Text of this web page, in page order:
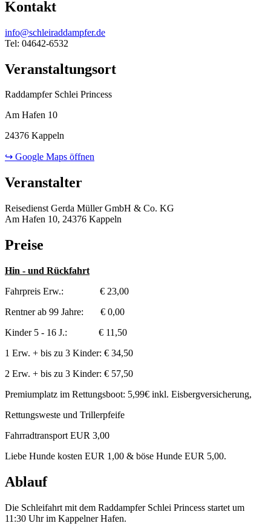
Kontakt
info@schleiraddampfer.de
Tel: 04642-6532
Veranstaltungsort
Raddampfer Schlei Princess
Am Hafen 10
24376 Kappeln
↪ Google Maps öffnen
Veranstalter
Reisedienst Gerda Müller GmbH & Co. KG
Am Hafen 10, 24376 Kappeln
Preise
Hin - und Rückfahrt
Fahrpreis Erw.: € 23,00
Rentner ab 99 Jahre: € 0,00
Kinder 5 - 16 J.: € 11,50
1 Erw. + bis zu 3 Kinder: € 34,50
2 Erw. + bis zu 3 Kinder: € 57,50
Premiumplatz im Rettungsboot: 5,99€ inkl. Eisbergversicherung,
Rettungsweste und Trillerpfeife
Fahrradtransport EUR 3,00
Liebe Hunde kosten EUR 1,00 & böse Hunde EUR 5,00.
Ablauf
Die Schleifahrt mit dem Raddampfer Schlei Princess startet um
11:30 Uhr im Kappelner Hafen.